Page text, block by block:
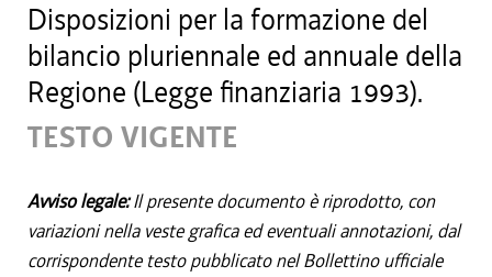
Disposizioni per la formazione del
bilancio pluriennale ed annuale della
Regione (Legge finanziaria 1993).
TESTO VIGENTE
Avviso legale:Il presente documento è riprodotto, con
variazioni nella veste grafica ed eventuali annotazioni, dal
corrispondente testo pubblicato nel Bollettino ufficiale